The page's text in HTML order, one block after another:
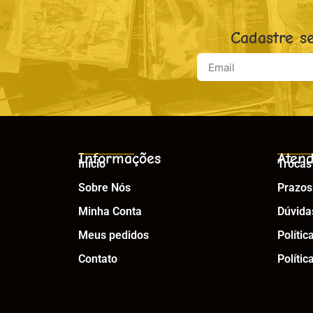
Cadastre
Informações
Início
Sobre Nós
Minha Conta
Meus pedidos
Contato